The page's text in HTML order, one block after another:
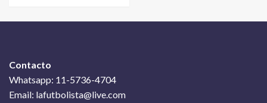
Contacto
Whatsapp: 11-5736-4704
Email: lafutbolista@live.com